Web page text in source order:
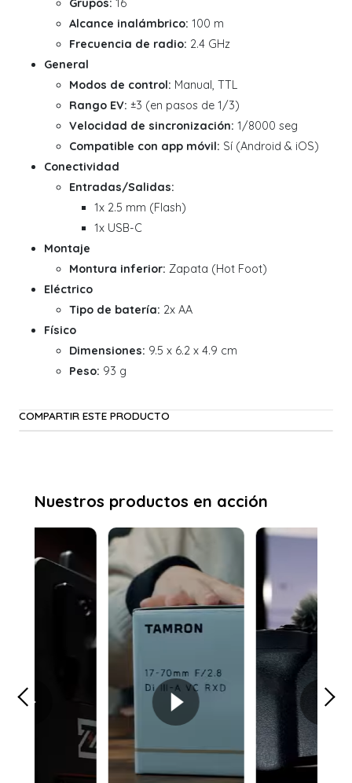
Grupos: 16
Alcance inalámbrico: 100 m
Frecuencia de radio: 2.4 GHz
General
Modos de control: Manual, TTL
Rango EV: ±3 (en pasos de 1/3)
Velocidad de sincronización: 1/8000 seg
Compatible con app móvil: Sí (Android & iOS)
Conectividad
Entradas/Salidas:
1x 2.5 mm (Flash)
1x USB-C
Montaje
Montura inferior: Zapata (Hot Foot)
Eléctrico
Tipo de batería: 2x AA
Físico
Dimensiones: 9.5 x 6.2 x 4.9 cm
Peso: 93 g
COMPARTIR ESTE PRODUCTO